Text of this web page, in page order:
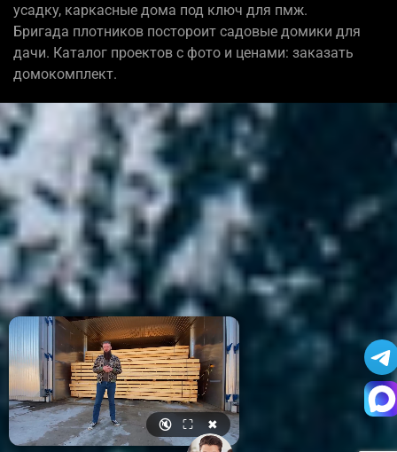
усадку, каркасные дома под ключ для пмж.
Бригада плотников постороит садовые домики для
дачи. Каталог проектов с фото и ценами: заказать
домокомплект.
🔇 ⛶ ✖